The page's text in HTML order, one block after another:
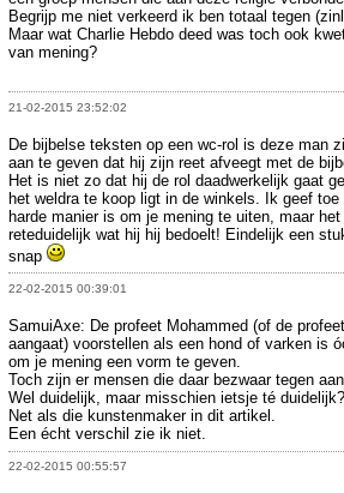
Begrijp me niet verkeerd ik ben totaal tegen
Maar wat Charlie Hebdo deed was toch ook
van mening?
21-02-2015 23:52:02
De bijbelse teksten op een wc-rol is deze man
aan te geven dat hij zijn reet afveegt met de
Het is niet zo dat hij de rol daadwerkelijk gaat
het weldra te koop ligt in de winkels. Ik geef toe
harde manier is om je mening te uiten, maar het
reteduidelijk wat hij hij bedoelt! Eindelijk een
snap
22-02-2015 00:39:01
SamuiAxe: De profeet Mohammed (of de
aangaat) voorstellen als een hond of varken is
om je mening een vorm te geven.
Toch zijn er mensen die daar bezwaar tegen
Wel duidelijk, maar misschien ietsje té duidelijk?
Net als die kunstenmaker in dit artikel.
Een écht verschil zie ik niet.
22-02-2015 00:55:57